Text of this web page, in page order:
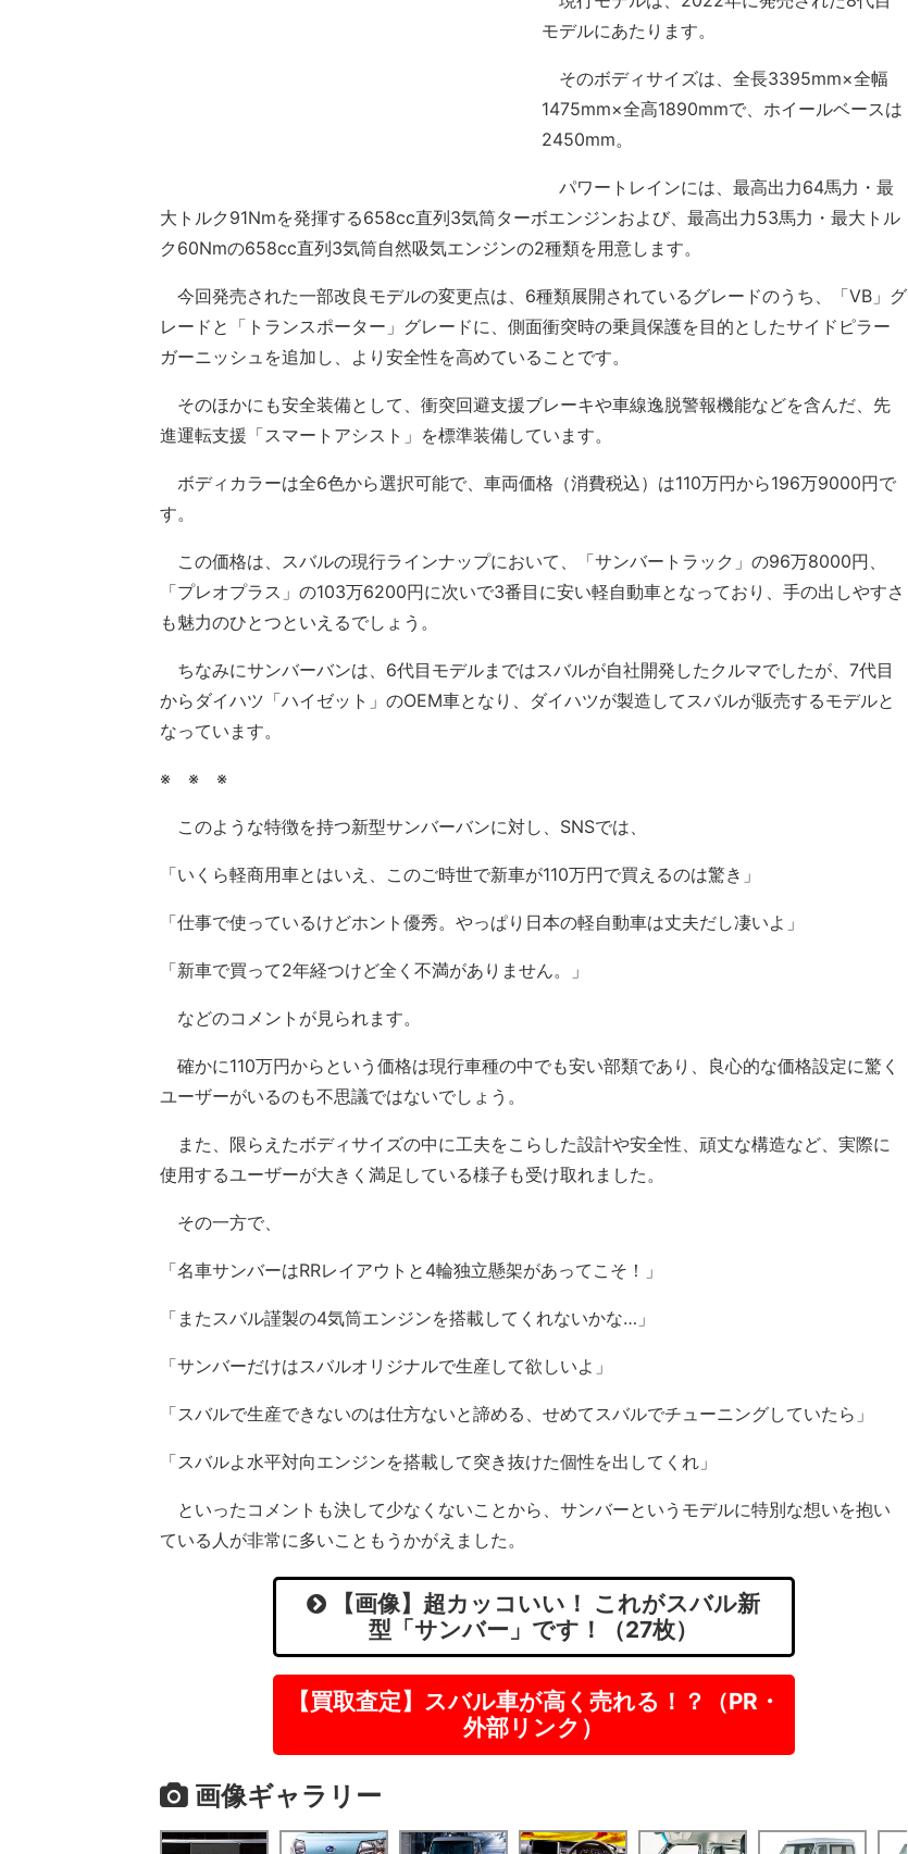
モデルにあたります。
そのボディサイズは、全長3395mm×全幅
1475mm×全高1890mmで、ホイールベースは
2450mm。
パワートレインには、最高出力64馬力・最
大トルク91Nmを発揮する658cc直列3気筒ターボエンジンおよび、最高出力53馬力・最大トル
ク60Nmの658cc直列3気筒自然吸気エンジンの2種類を用意します。
今回発売された一部改良モデルの変更点は、6種類展開されているグレードのうち、「VB」グ
レードと「トランスポーター」グレードに、側面衝突時の乗員保護を目的としたサイドピラー
ガーニッシュを追加し、より安全性を高めていることです。
そのほかにも安全装備として、衝突回避支援ブレーキや車線逸脱警報機能などを含んだ、先
進運転支援「スマートアシスト」を標準装備しています。
ボディカラーは全6色から選択可能で、車両価格（消費税込）は110万円から196万9000円で
す。
この価格は、スバルの現行ラインナップにおいて、「サンバートラック」の96万8000円、
「プレオプラス」の103万6200円に次いで3番目に安い軽自動車となっており、手の出しやすさ
も魅力のひとつといえるでしょう。
ちなみにサンバーバンは、6代目モデルまではスバルが自社開発したクルマでしたが、7代目
からダイハツ「ハイゼット」のOEM車となり、ダイハツが製造してスバルが販売するモデルと
なっています。
※ ※ ※
このような特徴を持つ新型サンバーバンに対し、SNSでは、
「いくら軽商用車とはいえ、このご時世で新車が110万円で買えるのは驚き」
「仕事で使っているけどホント優秀。やっぱり日本の軽自動車は丈夫だし凄いよ」
「新車で買って2年経つけど全く不満がありません。」
などのコメントが見られます。
確かに110万円からという価格は現行車種の中でも安い部類であり、良心的な価格設定に驚く
ユーザーがいるのも不思議ではないでしょう。
また、限らえたボディサイズの中に工夫をこらした設計や安全性、頑丈な構造など、実際に
使用するユーザーが大きく満足している様子も受け取れました。
その一方で、
「名車サンバーはRRレイアウトと4輪独立懸架があってこそ！」
「またスバル謹製の4気筒エンジンを搭載してくれないかな…」
「サンバーだけはスバルオリジナルで生産して欲しいよ」
「スバルで生産できないのは仕方ないと諦める、せめてスバルでチューニングしていたら」
「スバルよ水平対向エンジンを搭載して突き抜けた個性を出してくれ」
といったコメントも決して少なくないことから、サンバーというモデルに特別な想いを抱い
ている人が非常に多いこともうかがえました。
【画像】超カッコいい！ これがスバル新
型「サンバー」です！（27枚）
【買取査定】スバル車が高く売れる！？（PR・
外部リンク）
画像ギャラリー